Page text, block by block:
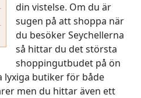
din vistelse. Om du är
sugen på att shoppa när
du besöker Seychellerna
så hittar du det största
shoppingutbudet på ön
lyxiga butiker för både
men du hittar även ett